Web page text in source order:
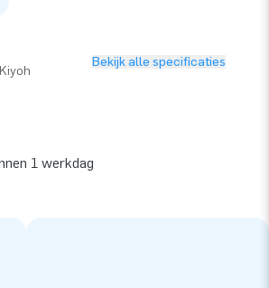
Bekijk alle specificaties
1 werkdag